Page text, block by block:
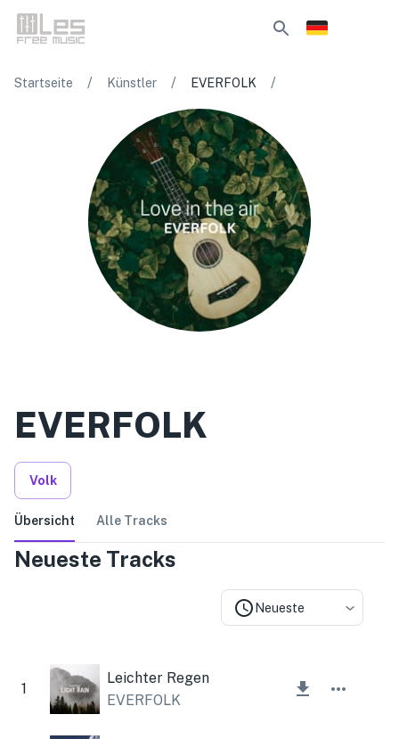
Startseite / Künstler / EVERFOLK /
EVERFOLK
Volk
Übersicht Alle Tracks
Neueste Tracks
Neueste
1
Leichter Regen
EVERFOLK